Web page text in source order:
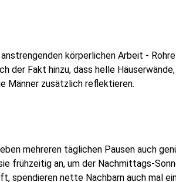
körperlichen Arbeit -
der Fakt hinzu, dass helle
Männer zusätzlich reflektieren.
mehreren täglichen Pausen auch
frühzeitig an, um der Nachmittags-
spendieren nette Nachbarn auch mal